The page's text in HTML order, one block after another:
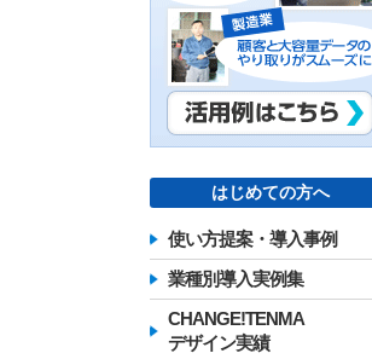
はじめての方へ
使い方提案・導入事例
業種別導入実例集
CHANGE!TENMA
デザイン実績